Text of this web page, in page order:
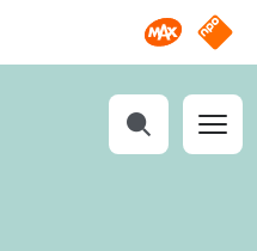
Omroep
NPO